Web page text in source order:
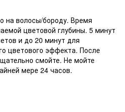
на волосы/бороду. Время
цветовой глубины. 5 минут
и до 20 минут для
цветового эффекта. После
смойте. Не мойте
мере 24 часов.